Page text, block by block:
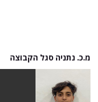
מ.כ. נתניה סגל הקבוצה